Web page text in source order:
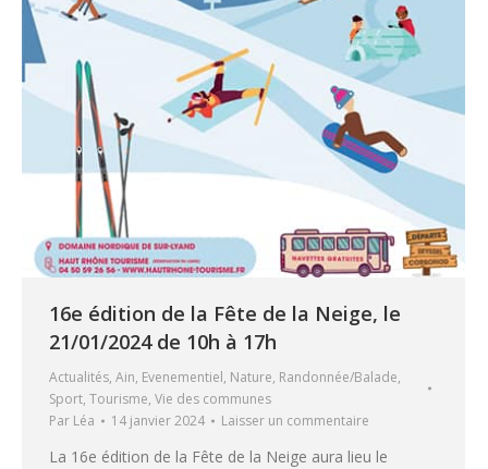
16e édition de la Fête de la Neige, le
21/01/2024 de 10h à 17h
Actualités, Ain, Evenementiel, Nature, Randonnée/Balade,
Sport, Tourisme, Vie des communes
Par Léa 14 janvier 2024 Laisser un commentaire
La 16e édition de la Fête de la Neige aura lieu le